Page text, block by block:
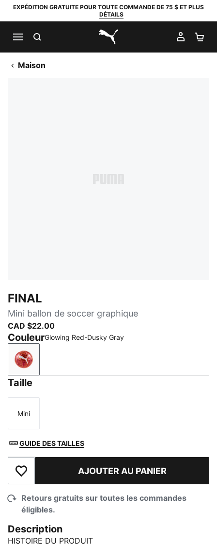
EXPÉDITION GRATUITE POUR TOUTE COMMANDE DE 75 $ ET PLUS
DÉTAILS
PUMA.com
MON
Maison
FINAL
Mini ballon de soccer graphique
CAD $22.00
CouleurGlowing Red-Dusky Gray
Glowing Red-Dusky Gray
Taille
Taille
Mini
GUIDE DES TAILLES
Ajouter à la liste de souhaits
AJOUTER AU PANIER
Retours gratuits sur toutes les commandes
éligibles.
Description
HISTOIRE DU PRODUIT